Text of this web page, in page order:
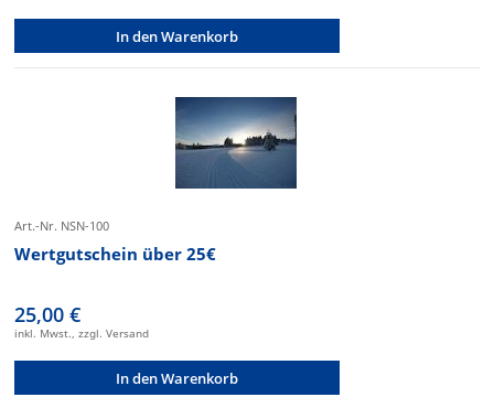
In den Warenkorb
Art.-Nr. NSN-100
Wertgutschein über 25€
25,00 €
inkl. Mwst., zzgl. Versand
In den Warenkorb